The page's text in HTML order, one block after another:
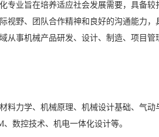
专业旨在培养适应社会发展需要，具备
视野、团队合作精神和良好的沟通能力
从事机械产品研发、设计、制造、项目
料力学、机械原理、机械设计基础、气
数控技术、机电一体化设计等。